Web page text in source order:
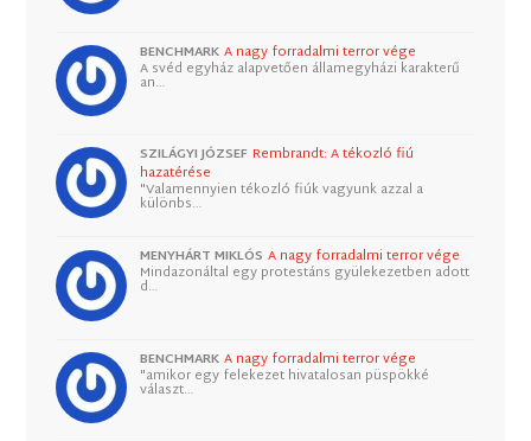
BENCHMARK A nagy forradalmi terror vége
A svéd egyház alapvetően államegyházi karakterű
an…
SZILÁGYI JÓZSEF Rembrandt: A tékozló fiú
hazatérése
"Valamennyien tékozló fiúk vagyunk azzal a
különbs…
MENYHÁRT MIKLÓS A nagy forradalmi terror vége
Mindazonáltal egy protestáns gyülekezetben adott
d…
BENCHMARK A nagy forradalmi terror vége
"amikor egy felekezet hivatalosan püspökké
választ…